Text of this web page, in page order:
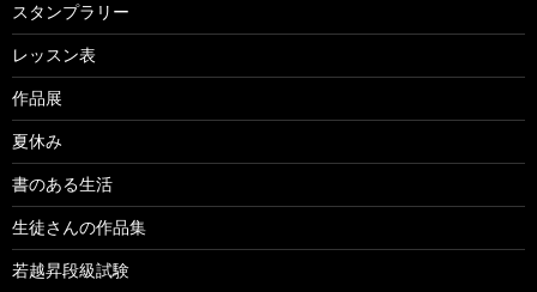
スタンプラリー
レッスン表
作品展
夏休み
書のある生活
生徒さんの作品集
若越昇段級試験